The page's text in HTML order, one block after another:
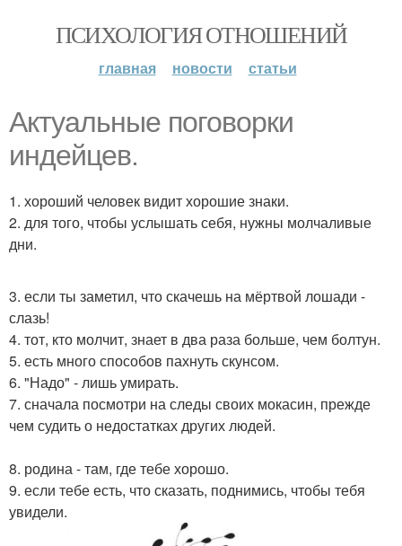
ПСИХОЛОГИЯ ОТНОШЕНИЙ
главная новости статьи
Актуальные поговорки
индейцев.
1. хороший человек видит хорошие знаки.
2. для того, чтобы услышать себя, нужны молчаливые
дни.
3. если ты заметил, что скачешь на мёртвой лошади -
слазь!
4. тот, кто молчит, знает в два раза больше, чем болтун.
5. есть много способов пахнуть скунсом.
6. "Надо" - лишь умирать.
7. сначала посмотри на следы своих мокасин, прежде
чем судить о недостатках других людей.
8. родина - там, где тебе хорошо.
9. если тебе есть, что сказать, поднимись, чтобы тебя
увидели.